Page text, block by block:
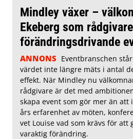
Mindley växer –
Ekeberg som
förändringsdrivande
ANNONS Eventbranschen
värdet inte längre mäts i antal
effekt. När Mindley nu
rådgivare är det med
skapa event som gör mer än att
års erfarenhet av möten,
vet Louise vad som krävs för att
varaktig förändring.